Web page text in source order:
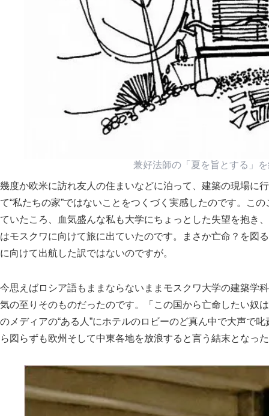
兼好法師の 夏を旨とする
幾度か欧米に訪れ友人の住まいなどに泊って、建築の現場に
て“私たちの家”ではないことをつくづく実感したのです。こ
ていたころ、血気盛んな私も大学にちょっとした失望を抱き
はモスクワに向けて旅に出ていたのです。まさか亡命？を図
に向けて出航した訳ではないのですが。
今思えばロシア語もままならないままモスクワ大学の建築学
気の至りそのものだったのです。「この国から亡命したい奴
のメディアの“ある人”にホテルのロビーのど真ん中で大声で
ら図らずも欧州そして中東各地を放浪すると言う結末となっ